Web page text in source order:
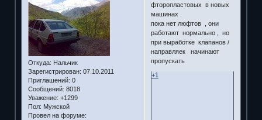
Откуда: Нальчик
Зарегистрирован: 07.10.2011
Приглашений: 0
Сообщений: 8018
Уважение: +1299
Пол: Мужской
Провел на форуме:
фторопластовых в новых
машинах .
пока нет люфтов , они
работают нормально , но
при выработке клапанов /
направляек начинают
пропускать
+1